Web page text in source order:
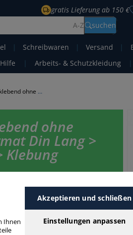
gratis Lieferung ab 150 €
A-Z
suchen
| Schreibwaren | Versand |
| Arbeits- & Schutzkleidung |
Briefumschläge haftklebend ohne Fenster Din Lang
ohne
Din Lang >
Klebung
in bester Qualität zum
Din Lang ohne Fenster
Ihnen
Akzeptieren und schließen
Einstellungen anpassen